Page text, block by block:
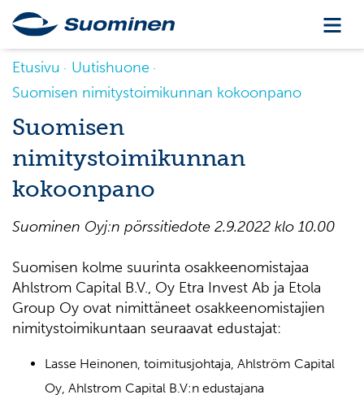
Etusivu
Uutishuone
Suomisen nimitystoimikunnan kokoonpano
Suomisen
nimitystoimikunnan
kokoonpano
Suominen Oyj:n pörssitiedote 2.9.2022 klo 10.00
Suomisen kolme suurinta osakkeenomistajaa
Ahlstrom Capital B.V., Oy Etra Invest Ab ja Etola
Group Oy ovat nimittäneet osakkeenomistajien
nimitystoimikuntaan seuraavat edustajat:
Lasse Heinonen, toimitusjohtaja, Ahlström Capital
Oy, Ahlstrom Capital B.V:n edustajana